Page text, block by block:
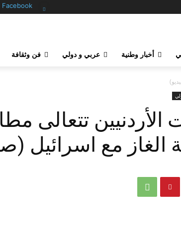
Facebook
أخبار وطنية عربي و دولي فن وثقافة
الأردنيين تتعالى
الغاز مع اسرائيل